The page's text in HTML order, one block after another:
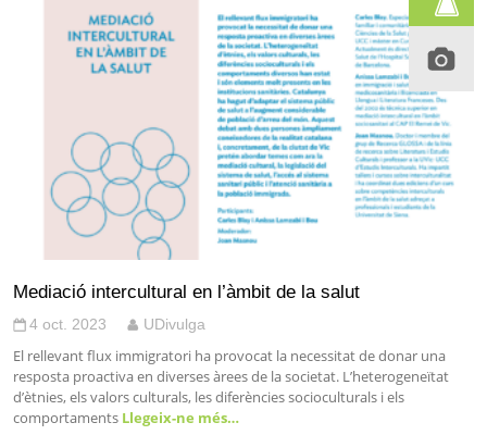
Mediació intercultural en l’àmbit de la salut
4 oct. 2023 UDivulga
El rellevant flux immigratori ha provocat la necessitat de donar una
resposta proactiva en diverses àrees de la societat. L’heterogeneïtat
d’ètnies, els valors culturals, les diferències socioculturals i els
comportaments Llegeix-ne més…